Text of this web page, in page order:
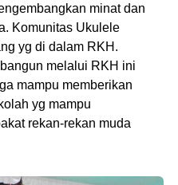
minat dan
Komunitas Ukulele
yg di dalam RKH.
melalui RKH ini
mampu memberikan
yg mampu
rekan-rekan muda